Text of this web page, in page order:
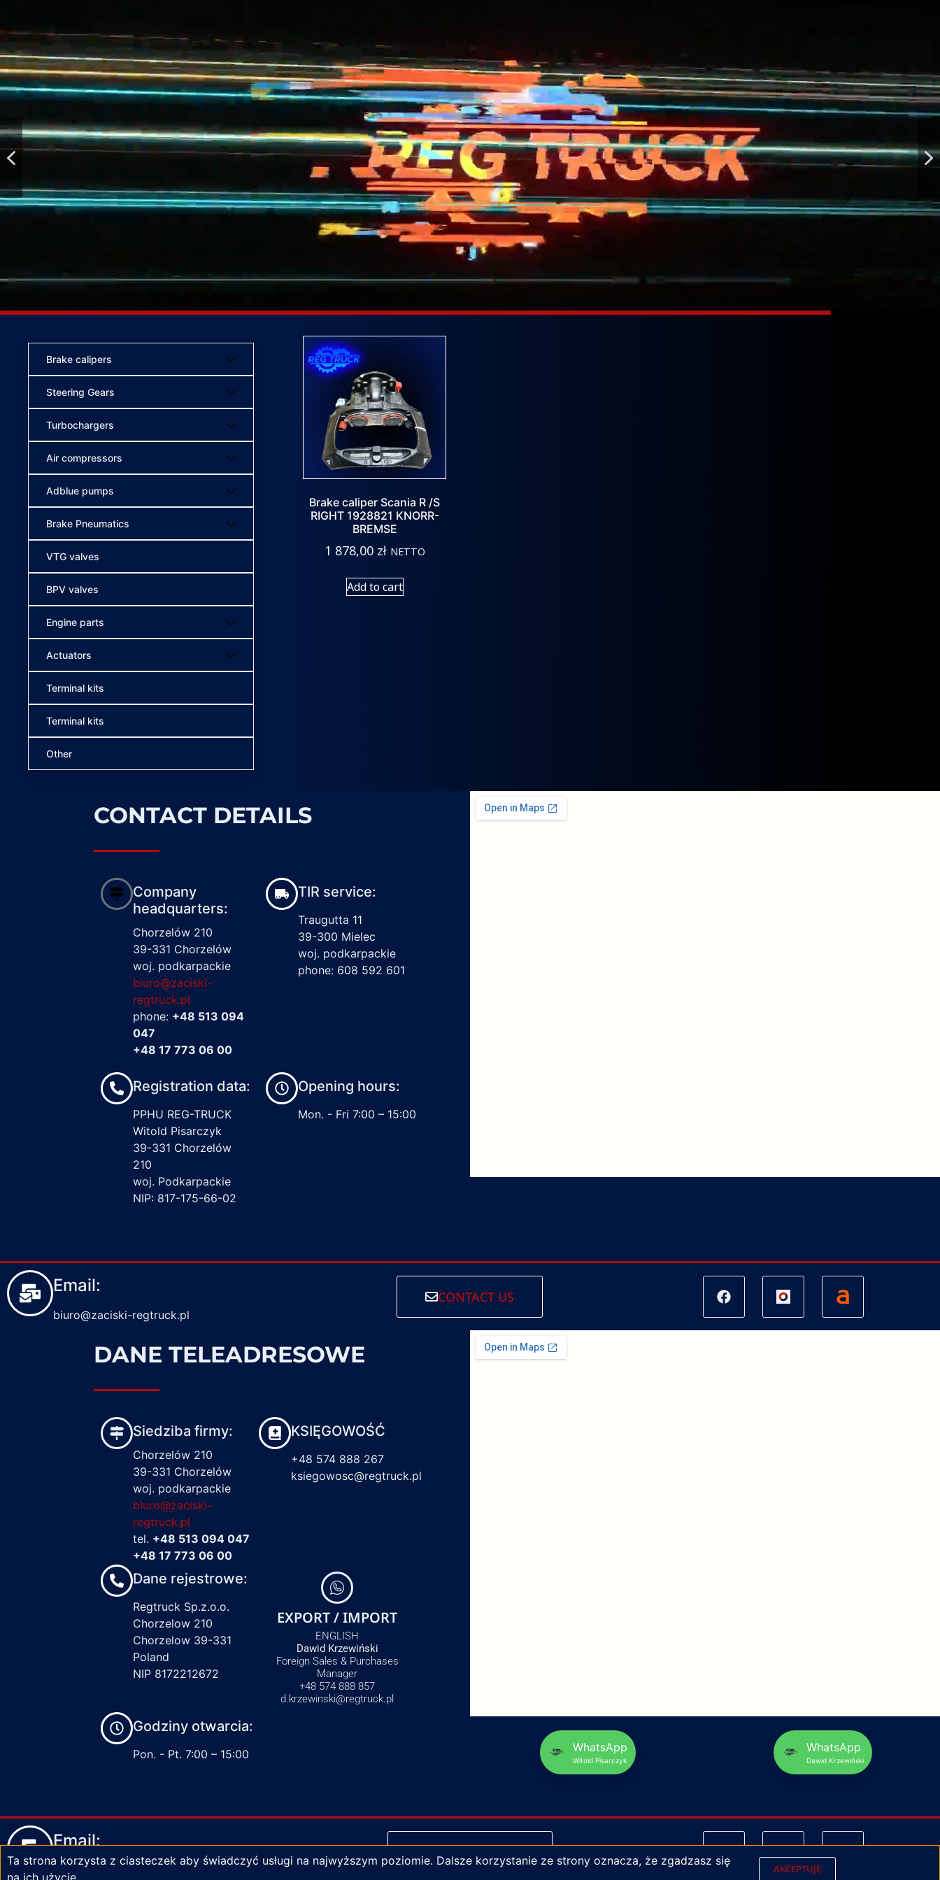
Brake calipers
Steering Gears
Turbochargers
Air compressors
Adblue pumps
Brake Pneumatics
VTG valves
BPV valves
Engine parts
Actuators
Terminal kits
Terminal kits
Other
Brake caliper Scania R /S
RIGHT 1928821 KNORR-
BREMSE
1 878,00 zł NETTO
Add to cart
CONTACT DETAILS
Company
headquarters:
Chorzelów 210
39-331 Chorzelów
woj. podkarpackie
biuro@zaciski-
regtruck.pl
phone: +48 513 094
047
+48 17 773 06 00
TIR service:
Traugutta 11
39-300 Mielec
woj. podkarpackie
phone: 608 592 601
Registration data:
PPHU REG-TRUCK
Witold Pisarczyk
39-331 Chorzelów
210
woj. Podkarpackie
NIP: 817-175-66-02
Opening hours:
Mon. - Fri 7:00 – 15:00
Email:
biuro@zaciski-regtruck.pl
CONTACT US
DANE TELEADRESOWE
Siedziba firmy:
Chorzelów 210
39-331 Chorzelów
woj. podkarpackie
biuro@zaciski-
regtruck.pl
tel. +48 513 094 047
+48 17 773 06 00
KSIĘGOWOŚĆ
+48 574 888 267
ksiegowosc@regtruck.pl
Dane rejestrowe:
Regtruck Sp.z.o.o.
Chorzelow 210
Chorzelow 39-331
Poland
NIP 8172212672
EXPORT / IMPORT
ENGLISH
Dawid Krzewiński
Foreign Sales & Purchases
Manager
+48 574 888 857
d.krzewinski@regtruck.pl
Godziny otwarcia:
Pon. - Pt. 7:00 – 15:00
WhatsApp
Witold Pisarczyk
WhatsApp
Dawid Krzewiński
Email:
biuro@zaciski-regtruck.pl
NAPISZ DO NAS
Ta strona korzysta z ciasteczek aby świadczyć usługi na najwyższym poziomie. Dalsze korzystanie ze strony oznacza, że zgadzasz się
na ich użycie
AKCEPTUJĘ